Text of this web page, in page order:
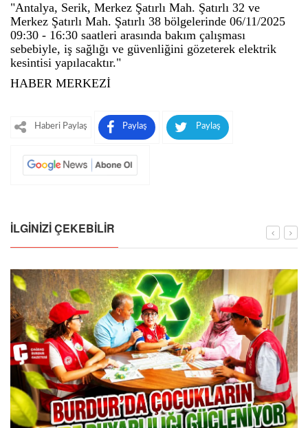
"Antalya, Serik, Merkez Şatırlı Mah. Şatırlı 32 ve
Merkez Şatırlı Mah. Şatırlı 38 bölgelerinde 06/11/2025
09:30 - 16:30 saatleri arasında bakım çalışması
sebebiyle, iş sağlığı ve güvenliğini gözeterek elektrik
kesintisi yapılacaktır."
HABER MERKEZİ
Haberi Paylaş Paylaş Paylaş
İLGINIZI ÇEKEBILIR